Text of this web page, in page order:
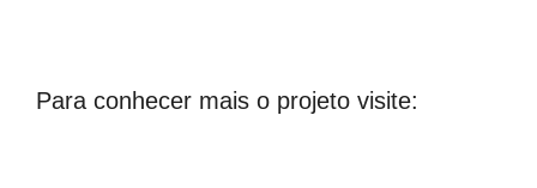
Para conhecer mais o projeto visite: